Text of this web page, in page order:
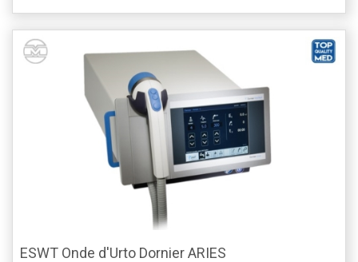
ESWT Onde d'Urto Dornier ARIES